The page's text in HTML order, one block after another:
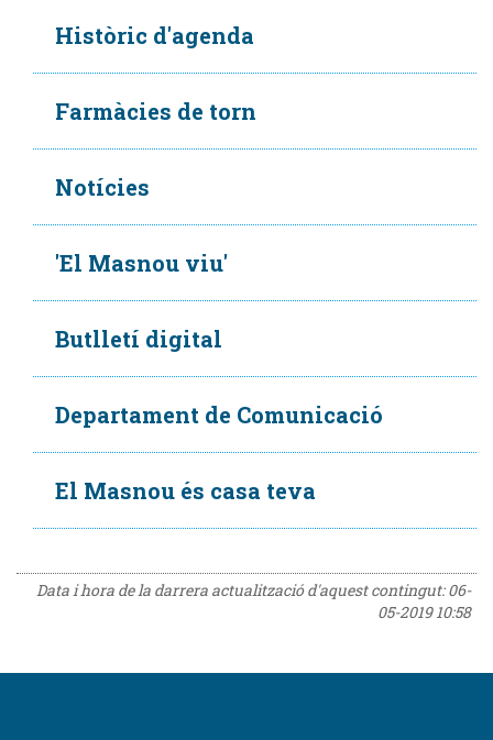
Històric d'agenda
Farmàcies de torn
Notícies
'El Masnou viu'
Butlletí digital
Departament de Comunicació
El Masnou és casa teva
Data i hora de la darrera actualització d'aquest contingut:06-
05-2019 10:58